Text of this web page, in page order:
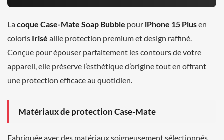
Lacoque Case-Mate Soap Bubble pour iPhone 15 Plusen
coloris Irisé allie protection premium et design raffiné.
Conçue pour épouser parfaitement les contours de votre
appareil, elle préserve l’esthétique d’origine tout en offrant
une protection efficace au quotidien.
Matériaux de protection Case-Mate
Fabriquée avec des matériaux soigneusement sélectionnés